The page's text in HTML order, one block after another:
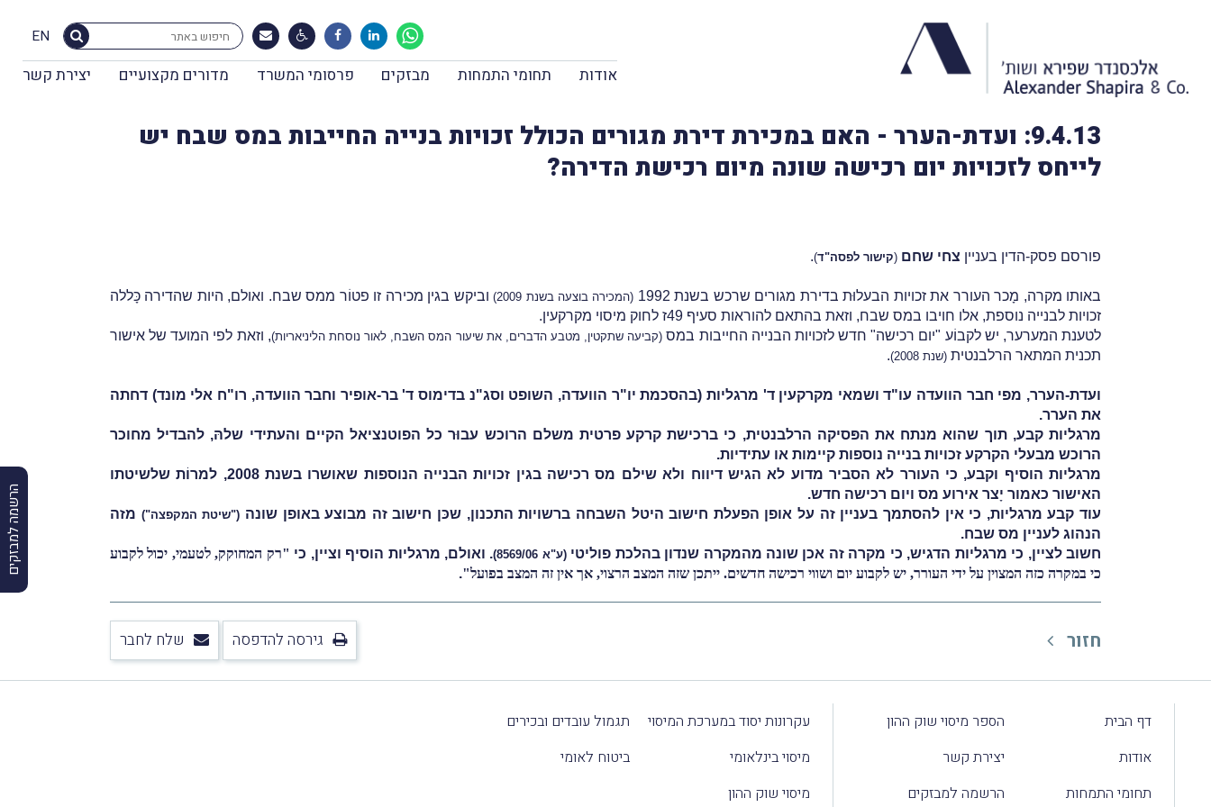
EN
אודות תחומי התמחות מבזקים פרסומי המשרד מדורים מקצועיים יצירת קשר
הרשמה למבזקים
9.4.13: ועדת-הערר - האם במכירת דירת מגורים הכולל זכויות בנייה החייבות במס שבח יש
לייחס לזכויות יום רכישה שונה מיום רכישת הדירה?
פורסם פסק-הדין בעניין צחי שחם (קישור לפסה"ד)
.
באותו מקרה, מָכר העורר את זכויות הבעלוּת בדירת מגורים שרכש בשנת 1992 (המכירה בוצעה בשנת 2009)
וביקש בגין מכירה זו פטוֹר ממס שבח. ואולם, היות שהדירה כָּללה
זכויות לבנייה נוספת, אלו חויבו במס שבח, וזאת בהתאם להוראות סעיף 49ז לחוק מיסוי מקרקעין.
לטענת המערער, יש לקבוֹע "יום רכישה" חדש לזכויות הבנייה החייבות במס (קביעה שתקטין, מטבע הדברים, את שיעור המס השבח, לאור נוסחת הליניאריות), וזאת לפי המועד של אישור
תכנית המתאר הרלבנטית (שנת 2008) .
ועדת-הערר, מפי חבר הוועדה עו"ד ושמאי מקרקעין ד' מרגליות (בהסכמת יו"ר הוועדה, השופט וסג"נ בדימוס ד' בר-אופיר וחבר הוועדה, רו"ח אלי מונד) דחתה
את הערר.
מרגליות קבע, תוך שהוא מנתח את הפּסיקה הרלבנטית, כי ברכישת קרקע פרטית משלם הרוכש עבוּר כל הפוטנציאל הקיים והעתידי שלהּ, להבדיל מחוכר
הרוכש מבעלי הקרקע זכויות בנייה נוספות קיימות או עתידיות.
מרגליות הוסיף וקבע, כי העורר לא הסביר מדוע לא הגיש דיווח ולא שילם מס רכישה בגין זכויות הבנייה הנוספות שאושרו בשנת 2008, למרוֹת שלשיטתו
האישור כאמור יָצר אירוע מס ויום רכישה חדש.
עוד קבע מרגליות, כי אין להסתמך בעניין זה על אופן הפעלת חישוב היטל השבחה ברשויות התכנון, שכּן חישוב זה מבוצע באופן שונה ("שיטת המקפצה") מזה
הנהוג לעניין מס שבח.
חשוב לציין, כי מרגליות הדגיש, כי מקרה זה אכן שונה מהמקרה שנדון בהלכת פוליטי(ע"א 8569/06 ). ואולם, מרגליות הוסיף וציין, כי "רק המחוקק, לטעמי, יכול לקבוע
כי במקרה כזה המצוין על ידי העורר, יש לקבוע יום ושווי רכישה חדשים. ייתכן שזה המצב הרצוי, אך אין זה המצב בפועל".
חזור גירסה להדפסה שלח לחבר
דף הבית
אודות
תחומי התמחות
הספר מיסוי שוק ההון
יצירת קשר
הרשמה למבזקים
עקרונות יסוד במערכת המיסוי
מיסוי בינלאומי
מיסוי שוק ההון
תגמול עובדים ובכירים
ביטוח לאומי